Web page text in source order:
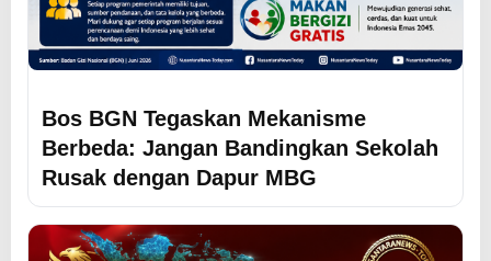
Bos BGN Tegaskan Mekanisme
Berbeda: Jangan Bandingkan Sekolah
Rusak dengan Dapur MBG